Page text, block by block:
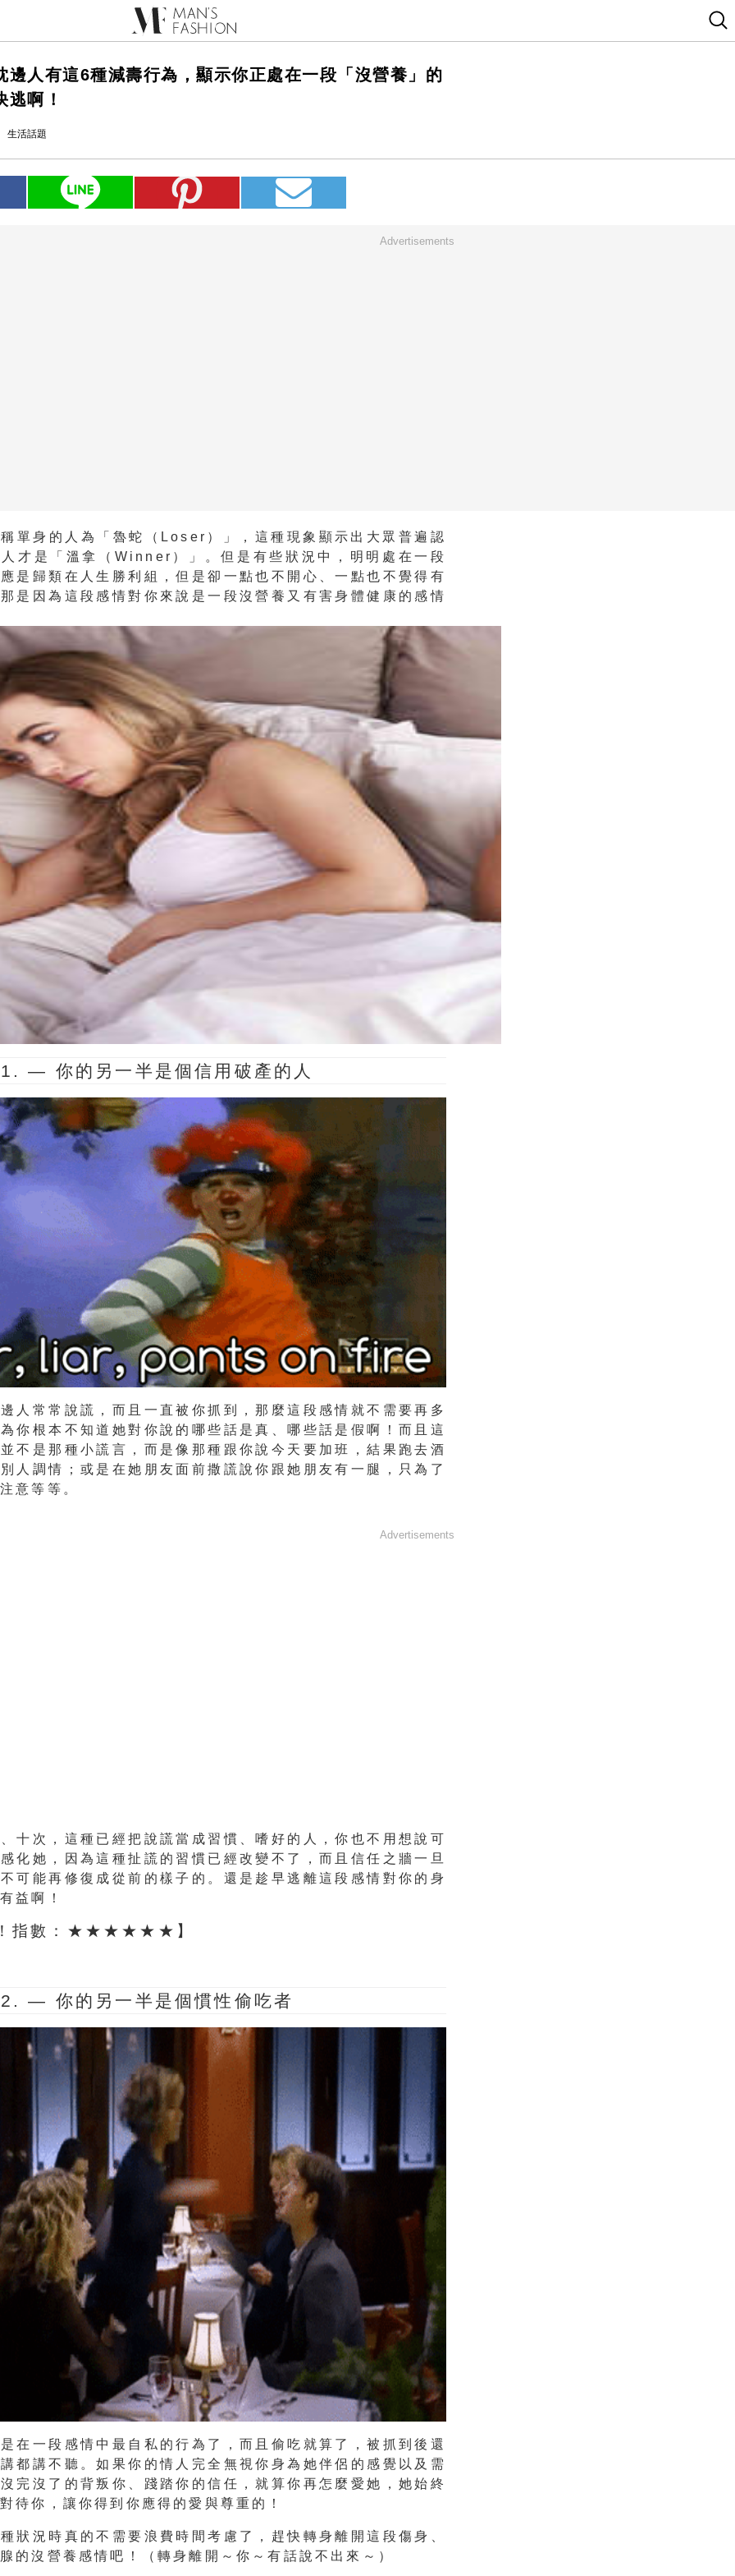
邊人有這6種減壽行為，顯示你正處在一段「沒營養」的
逃啊！
生活話題
Advertisements
單身的人為「魯蛇（ Loser ）」，這種現象顯示出大眾普遍認
才是「溫拿（ Winner ）」。但是有些狀況中，明明處在一段
是歸類在人生勝利組，但是卻一點也不開心、一點也不覺得有
是因為這段感情對你來說是一段沒營養又有害身體健康的感情
1. — 你的另一半是個信用破產的人
人常常說謊，而且一直被你抓到，那麼這段感情就不需要再多
你根本不知道她對你說的哪些話是真、哪些話是假啊！而且這
不是那種小謊言，而是像那種 跟你說今天要加班，結果跑去酒
人調情
；或是 在她朋友面前撒謊說你跟她朋友有一腿，只為了
意等等。
Advertisements
十次， 這種已經把說謊當成習慣、嗜好的人，你也不用想說可
化她 ，因為這種扯謊的習慣已經改變不了，而且 信任之牆一旦
可能再修復成從前的樣子的 。還是趁早逃離這段感情對你的身
益啊！
！指數：★★★★★★】
2. — 你的另一半是個慣性偷吃者
在一段感情中最自私的行為了 ，而且偷吃就算了，被抓到後還
都講不聽。如果你的情人完全無視你身為她伴侶的感覺以及需
完沒了的背叛你、踐踏你的信任，就算你再怎麼愛她，她始終
待你，讓你得到你應得的愛與尊重的！
狀況時真的不需要浪費時間考慮了， 趕快轉身離開這段傷身、
的沒營養感情吧
！ （轉身離開～你～有話說不出來～）